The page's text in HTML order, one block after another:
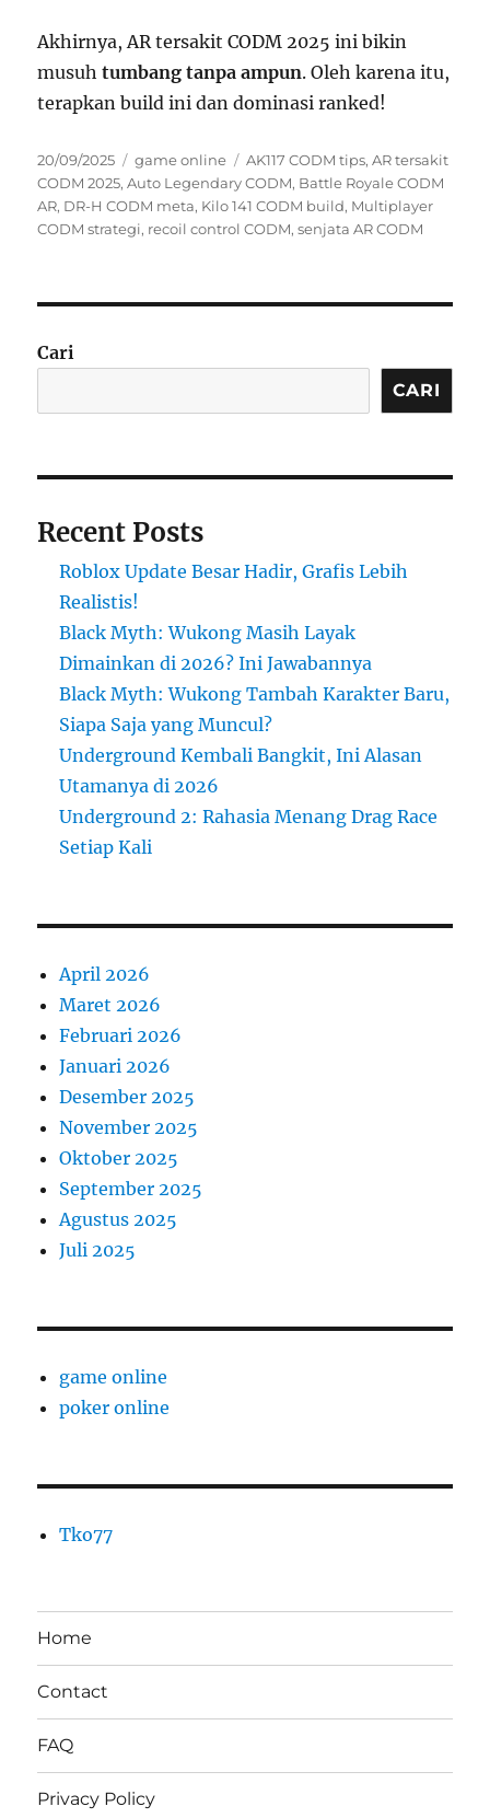
Akhirnya, AR tersakit CODM 2025 ini bikin
musuhtumbang tanpa ampun. Oleh karena itu,
terapkan build ini dan dominasi ranked!
Posted
on
20/09/2025 Categories
game online Tags
AK117 CODM tips,AR tersakit
CODM 2025,Auto Legendary CODM, Battle Royale CODM
AR, DR-H CODM meta, Kilo 141 CODM build, Multiplayer
CODM strategi, recoil control CODM,senjata AR CODM
Cari
CARI
Recent Posts
Roblox Update Besar Hadir, Grafis Lebih
Realistis!
Black Myth: Wukong Masih Layak
Dimainkan di 2026? Ini Jawabannya
Black Myth: Wukong Tambah Karakter Baru,
Siapa Saja yang Muncul?
Underground Kembali Bangkit, Ini Alasan
Utamanya di 2026
Underground 2: Rahasia Menang Drag Race
Setiap Kali
April 2026
Maret 2026
Februari 2026
Januari 2026
Desember 2025
November 2025
Oktober 2025
September 2025
Agustus 2025
Juli 2025
game online
poker online
Tko77
Home
Contact
FAQ
Privacy Policy